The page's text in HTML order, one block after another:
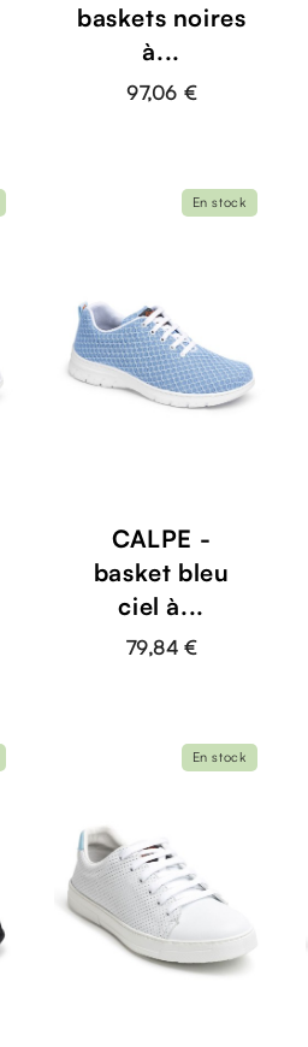
baskets noires
à...
97,06 €
CALPE -
basket bleu
ciel à...
79,84 €
En stock
En stock